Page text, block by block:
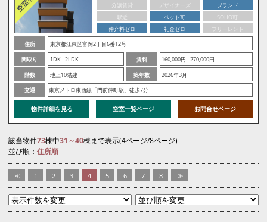
分譲賃貸
デザイナーズ
ブランド
駅近
ペット可
SOHO可
仲介料ゼロ
礼金ゼロ
フリーレント
住所
東京都江東区富岡2丁目6番12号
間取り
1DK - 2LDK 賃料
160,000円 - 270,000円
階数
地上10階建 築年数
2026年3月
交通
東京メトロ東西線「門前仲町駅」徒歩7分
物件詳細を見る 空室一覧ページ お問合せページ
該当物件73棟中31～40棟まで表示(4ページ/8ページ)
並び順： 住所順
<< 1 2 3 4 5 6 7 8 >>